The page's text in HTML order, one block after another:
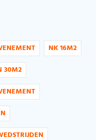
NK 16M2
30M2